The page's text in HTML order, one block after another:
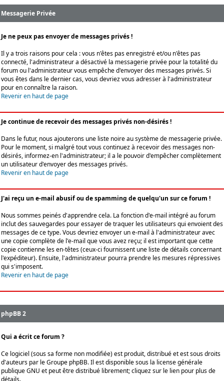
Messagerie Privée
Je ne peux pas envoyer de messages privés !
Il y a trois raisons pour cela : vous n'êtes pas enregistré et/ou n'êtes pas
connecté, l'administrateur a désactivé la messagerie privée pour la totalité du
forum ou l'administrateur vous empêche d'envoyer des messages privés. Si
vous êtes dans le dernier cas, vous devriez vous adresser à l'administrateur
pour en connaître la raison.
Revenir en haut de page
Je continue de recevoir des messages privés non-désirés !
Dans le futur, nous ajouterons une liste noire au système de messagerie privée.
Pour le moment, si malgré tout vous continuez à recevoir des messages non-
désirés, informez-en l'administrateur; il a le pouvoir d'empêcher complètement
un utilisateur d'envoyer des messages privés.
Revenir en haut de page
J'ai reçu un e-mail abusif ou de spamming de quelqu'un sur ce forum !
Nous sommes peinés d'apprendre cela. La fonction d'e-mail intégré au forum
inclut des sauvegardes pour essayer de traquer les utilisateurs qui envoient des
messages de ce type. Vous devriez envoyer un e-mail à l'administrateur avec
une copie complète de l'e-mail que vous avez reçu; il est important que cette
copie contienne les en-têtes (ceux-ci fournissent une liste de détails concernant
l'expéditeur). Ensuite, l'administrateur pourra prendre les mesures répressives
qui s'imposent.
Revenir en haut de page
phpBB 2
Qui a écrit ce forum ?
Ce logiciel (sous sa forme non modifiée) est produit, distribué et est sous droits
d'auteurs par leGroupe phpBB. Il est disponible sous la license générale
publique GNU et peut être distribué librement; cliquez sur le lien pour plus de